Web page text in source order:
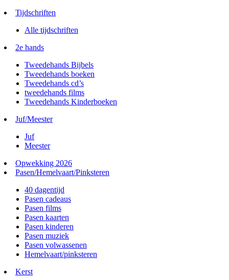
Tijdschriften
Alle tijdschriften
2e hands
Tweedehands Bijbels
Tweedehands boeken
Tweedehands cd’s
tweedehands films
Tweedehands Kinderboeken
Juf/Meester
Juf
Meester
Opwekking 2026
Pasen/Hemelvaart/Pinksteren
40 dagentijd
Pasen cadeaus
Pasen films
Pasen kaarten
Pasen kinderen
Pasen muziek
Pasen volwassenen
Hemelvaart/pinksteren
Kerst